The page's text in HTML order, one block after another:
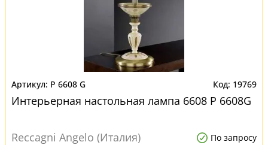
P 6608 G 19769
Интерьерная настольная лампа 6608 P 6608G
Reccagni Angelo (Италия) По запросу